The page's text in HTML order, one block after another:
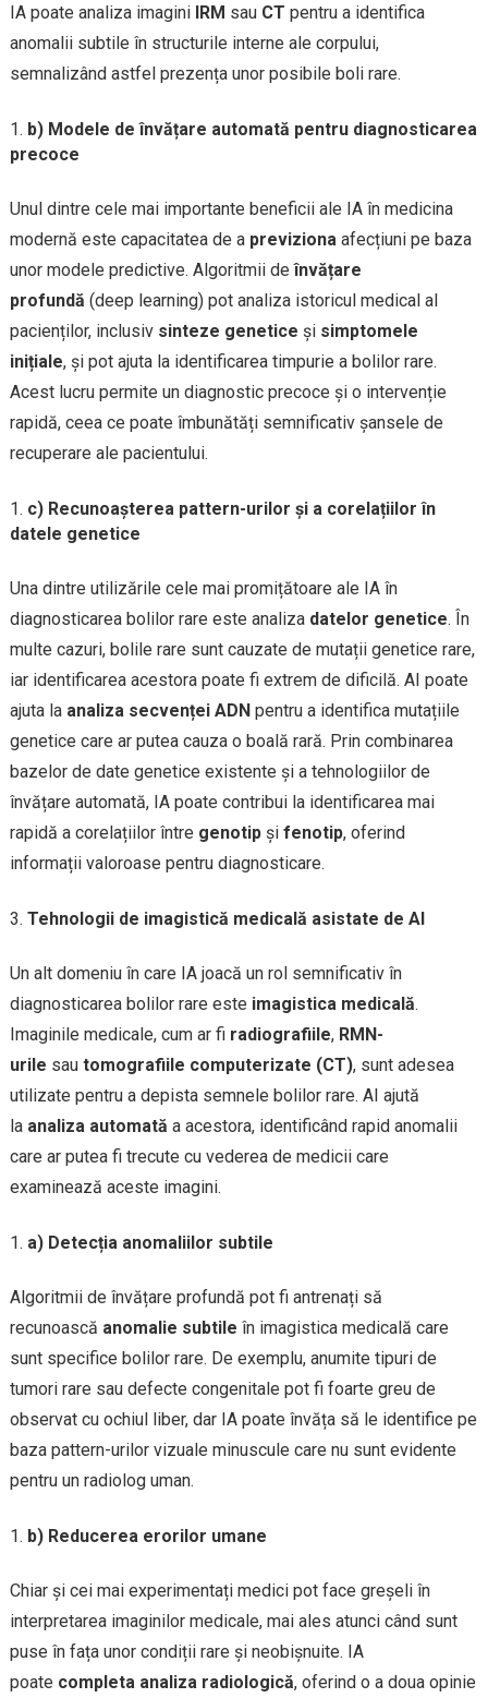
IA poate analiza imagini IRM sau CT pentru a identifica
anomalii subtile în structurile interne ale corpului,
semnalizând astfel prezența unor posibile boli rare.
b) Modele de învățare automată pentru diagnosticarea
precoce
Unul dintre cele mai importante beneficii ale IA în medicina
modernă este capacitatea de a previziona afecțiuni pe baza
unor modele predictive. Algoritmii deînvățare
profundă (deep learning) pot analiza istoricul medical al
pacienților, inclusiv sinteze genetice și simptomele
inițiale, și pot ajuta la identificarea timpurie a bolilor rare.
Acest lucru permite un diagnostic precoce și o intervenție
rapidă, ceea ce poate îmbunătăți semnificativ șansele de
recuperare ale pacientului.
c) Recunoașterea pattern-urilor și a corelațiilor în
datele genetice
Una dintre utilizările cele mai promițătoare ale IA în
diagnosticarea bolilor rare este analiza datelor genetice. În
multe cazuri, bolile rare sunt cauzate de mutații genetice rare,
iar identificarea acestora poate fi extrem de dificilă. AI poate
ajuta la analiza secvenței ADNpentru a identifica mutațiile
genetice care ar putea cauza o boală rară. Prin combinarea
bazelor de date genetice existente și a tehnologiilor de
învățare automată, IA poate contribui la identificarea mai
rapidă a corelațiilor între genotipși fenotip, oferind
informații valoroase pentru diagnosticare.
Tehnologii de imagistică medicală asistate de AI
Un alt domeniu în care IA joacă un rol semnificativ în
diagnosticarea bolilor rare este imagistica medicală.
Imaginile medicale, cum ar fi radiografiile, RMN-
urile sau tomografiile computerizate (CT), sunt adesea
utilizate pentru a depista semnele bolilor rare. AI ajută
la analiza automată a acestora, identificând rapid anomalii
care ar putea fi trecute cu vederea de medicii care
examinează aceste imagini.
a) Detecția anomaliilor subtile
Algoritmii de învățare profundă pot fi antrenați să
recunoască anomalie subtile în imagistica medicală care
sunt specifice bolilor rare. De exemplu, anumite tipuri de
tumori rare sau defecte congenitale pot fi foarte greu de
observat cu ochiul liber, dar IA poate învăța să le identifice pe
baza pattern-urilor vizuale minuscule care nu sunt evidente
pentru un radiolog uman.
b) Reducerea erorilor umane
Chiar și cei mai experimentați medici pot face greșeli în
interpretarea imaginilor medicale, mai ales atunci când sunt
puse în fața unor condiții rare și neobișnuite. IA
poate completa analiza radiologică, oferind o a doua opinie